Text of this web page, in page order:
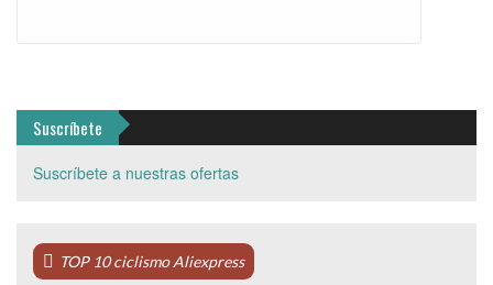
Suscríbete
Suscríbete a nuestras ofertas
TOP 10 ciclismo Aliexpress